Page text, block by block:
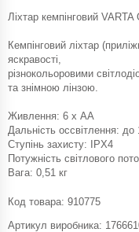
Ліхтар кемпінговий
Кемпінговий ліхтар
яскравості,
різнокольоровими
та знімною лінзою.
Живлення: 6 х AA
Дальність оссвітлення: до
Ступінь захисту: IPX4
Потужність світлового
Вага: 0,51 кг
Код товара: 910775
Артикул виробника: